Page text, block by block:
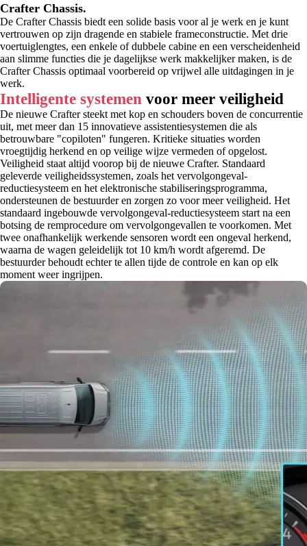
Crafter Chassis.
De Crafter Chassis biedt een solide basis voor al je werk en je kunt
vertrouwen op zijn dragende en stabiele frameconstructie. Met drie
voertuiglengtes, een enkele of dubbele cabine en een verscheidenheid
aan slimme functies die je dagelijkse werk makkelijker maken, is de
Crafter Chassis optimaal voorbereid op vrijwel alle uitdagingen in je
werk.
Intelligente systemen voor meer veiligheid
De nieuwe Crafter steekt met kop en schouders boven de concurrentie
uit, met meer dan 15 innovatieve assistentiesystemen die als
betrouwbare "copiloten" fungeren. Kritieke situaties worden
vroegtijdig herkend en op veilige wijze vermeden of opgelost.
Veiligheid staat altijd voorop bij de nieuwe Crafter. Standaard
geleverde veiligheidssystemen, zoals het vervolgongeval-
reductiesysteem en het elektronische stabiliseringsprogramma,
ondersteunen de bestuurder en zorgen zo voor meer veiligheid. Het
standaard ingebouwde vervolgongeval-reductiesysteem start na een
botsing de remprocedure om vervolgongevallen te voorkomen. Met
twee onafhankelijk werkende sensoren wordt een ongeval herkend,
waarna de wagen geleidelijk tot 10 km/h wordt afgeremd. De
bestuurder behoudt echter te allen tijde de controle en kan op elk
moment weer ingrijpen.